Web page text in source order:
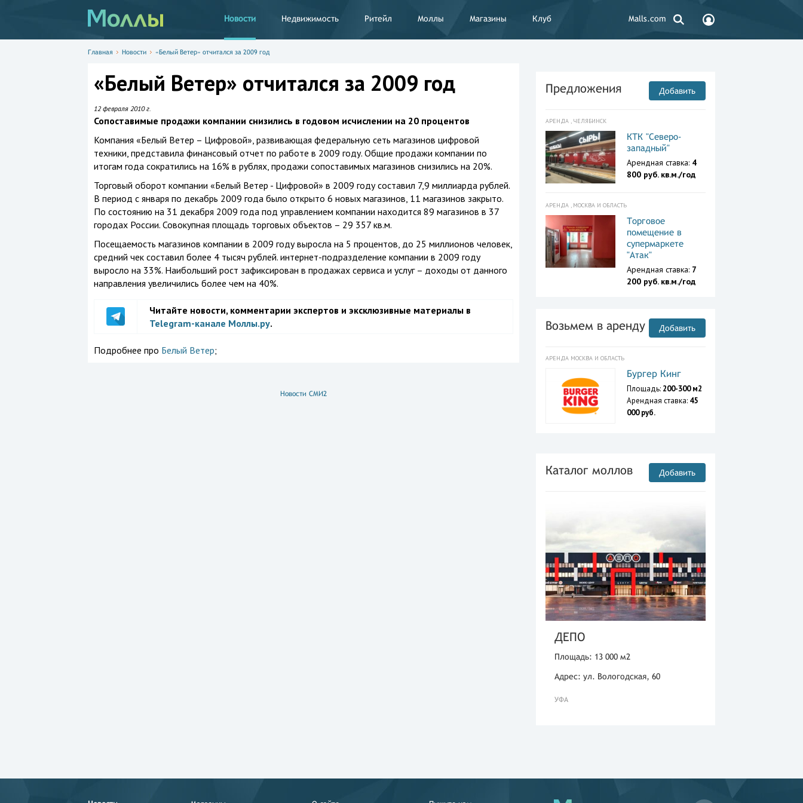
Новости Недвижимость Ритейл Моллы Магазины Клуб Malls.com
Главная Новости «Белый Ветер» отчитался за 2009 год
«Белый Ветер» отчитался за 2009 год
12 февраля 2010 г.
Сопоставимые продажи компании снизились в годовом исчислении на 20 процентов
Компания «Белый Ветер – Цифровой», развивающая федеральную сеть магазинов цифровой
техники, представила финансовый отчет по работе в 2009 году. Общие продажи компании по
итогам года сократились на 16% в рублях, продажи сопоставимых магазинов снизились на 20%.
Торговый оборот компании «Белый Ветер - Цифровой» в 2009 году составил 7,9 миллиарда рублей.
В период с января по декабрь 2009 года было открыто 6 новых магазинов, 11 магазинов закрыто.
По состоянию на 31 декабря 2009 года под управлением компании находится 89 магазинов в 37
городах России. Совокупная площадь торговых объектов – 29 357 кв.м.
Посещаемость магазинов компании в 2009 году выросла на 5 процентов, до 25 миллионов человек,
средний чек составил более 4 тысяч рублей. интернет-подразделение компании в 2009 году
выросло на 33%. Наибольший рост зафиксирован в продажах сервиса и услуг – доходы от данного
направления увеличились более чем на 40%.
Читайте новости, комментарии экспертов и эксклюзивные материалы в
Telegram-канале Моллы.ру.
Подробнее про Белый Ветер;
Новости СМИ2
Предложения Добавить
АРЕНДА , ЧЕЛЯБИНСК
КТК "Северо-
западный"
Арендная ставка: 4
800 руб. кв.м./год
АРЕНДА , МОСКВА И ОБЛАСТЬ
Торговое
помещение в
супермаркете
"Атак"
Арендная ставка: 7
200 руб. кв.м./год
Возьмем в аренду Добавить
АРЕНДА МОСКВА И ОБЛАСТЬ
Бургер Кинг
Площадь: 200-300 м2
Арендная ставка: 45
000 руб.
Каталог моллов Добавить
ДЕПО
Площадь: 13 000 м2
Адрес: ул. Вологодская, 60
УФА